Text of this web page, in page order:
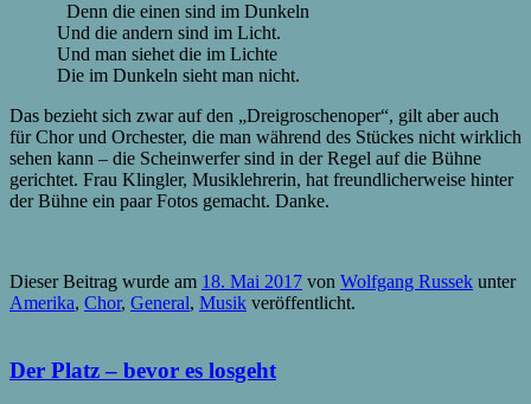
Denn die einen sind im Dunkeln
Und die andern sind im Licht.
Und man siehet die im Lichte
Die im Dunkeln sieht man nicht.
Das bezieht sich zwar auf den „Dreigroschenoper“, gilt aber auch
für Chor und Orchester, die man während des Stückes nicht wirklich
sehen kann – die Scheinwerfer sind in der Regel auf die Bühne
gerichtet. Frau Klingler, Musiklehrerin, hat freundlicherweise hinter
der Bühne ein paar Fotos gemacht. Danke.
Dieser Beitrag wurde am 18. Mai 2017 von Wolfgang Russek unter
Amerika, Chor, General, Musik veröffentlicht.
Der Platz – bevor es losgeht